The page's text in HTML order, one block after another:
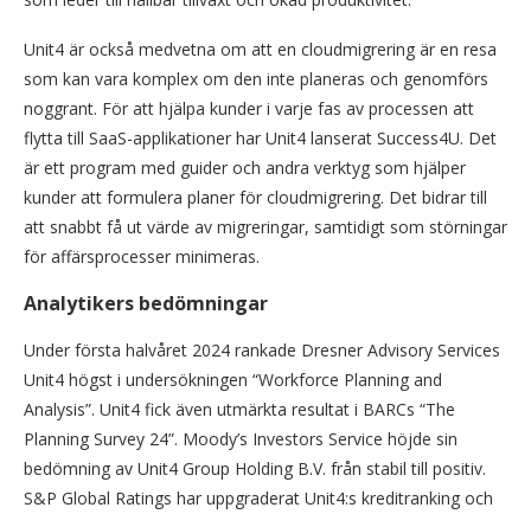
Unit4 är också medvetna om att en cloudmigrering är en resa
som kan vara komplex om den inte planeras och genomförs
noggrant. För att hjälpa kunder i varje fas av processen att
flytta till SaaS-applikationer har Unit4 lanserat Success4U. Det
är ett program med guider och andra verktyg som hjälper
kunder att formulera planer för cloudmigrering. Det bidrar till
att snabbt få ut värde av migreringar, samtidigt som störningar
för affärsprocesser minimeras.
Analytikers bedömningar
Under första halvåret 2024 rankade Dresner Advisory Services
Unit4 högst i undersökningen “Workforce Planning and
Analysis”. Unit4 fick även utmärkta resultat i BARCs “The
Planning Survey 24”. Moody’s Investors Service höjde sin
bedömning av Unit4 Group Holding B.V. från stabil till positiv.
S&P Global Ratings har uppgraderat Unit4:s kreditranking och